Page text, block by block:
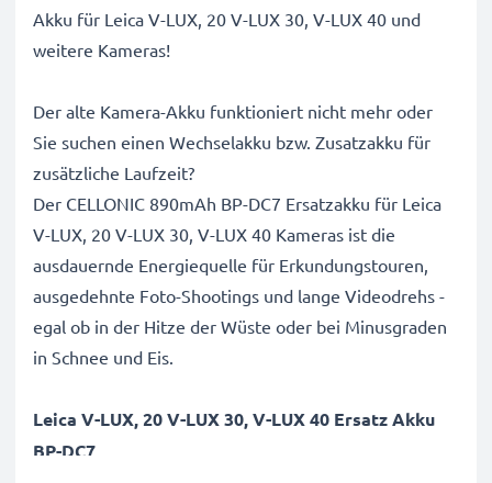
Akku für Leica V-LUX, 20 V-LUX 30, V-LUX 40 und
weitere Kameras!
Der alte Kamera-Akku funktioniert nicht mehr oder
Sie suchen einen Wechselakku bzw. Zusatzakku für
zusätzliche Laufzeit?
Der CELLONIC 890mAh BP-DC7 Ersatzakku für Leica
V-LUX, 20 V-LUX 30, V-LUX 40 Kameras ist die
ausdauernde Energiequelle für Erkundungstouren,
ausgedehnte Foto-Shootings und lange Videodrehs -
egal ob in der Hitze der Wüste oder bei Minusgraden
in Schnee und Eis.
Leica V-LUX, 20 V-LUX 30, V-LUX 40 Ersatz Akku
BP-DC7